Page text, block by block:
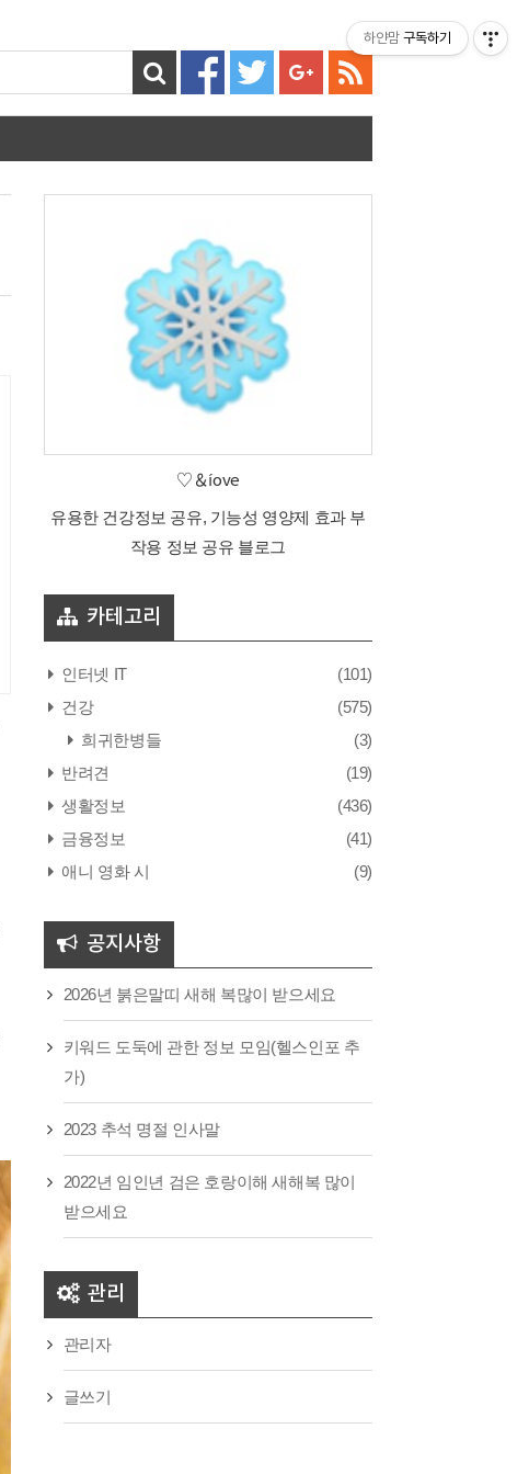
♡＆íove
유용한 건강정보 공유, 기능성 영양제 효과 부
작용 정보 공유 블로그
카테고리
인터넷 IT
(101)
건강
(575)
희귀한병들
(3)
반려견
(19)
생활정보
(436)
금융정보
(41)
애니 영화 시
(9)
공지사항
2026년 붉은말띠 새해 복많이 받으세요
키워드 도둑에 관한 정보 모임(헬스인포 추
가)
2023 추석 명절 인사말
2022년 임인년 검은 호랑이해 새해복 많이
받으세요
관리
관리자
글쓰기
하얀맘 구독하기